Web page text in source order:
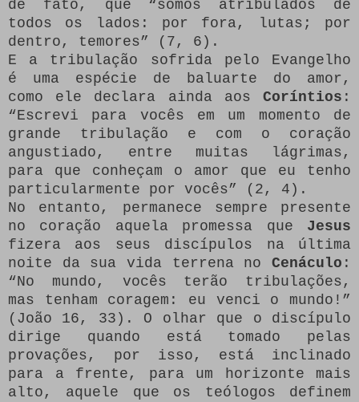
de fato, que “somos atribulados de
todos os lados: por fora, lutas; por
dentro, temores” (7, 6).
E a tribulação sofrida pelo Evangelho
é uma espécie de baluarte do amor,
como ele declara ainda aos Coríntios :
“Escrevi para vocês em um momento de
grande tribulação e com o coração
angustiado, entre muitas lágrimas,
para que conheçam o amor que eu tenho
particularmente por vocês” (2, 4).
No entanto, permanece sempre presente
no coração aquela promessa que Jesus
fizera aos seus discípulos na última
noite da sua vida terrena no Cenáculo :
“No mundo, vocês terão tribulações,
mas tenham coragem: eu venci o mundo!”
(João 16, 33). O olhar que o discípulo
dirige quando está tomado pelas
provações, por isso, está inclinado
para a frente, para um horizonte mais
alto, aquele que os teólogos definem